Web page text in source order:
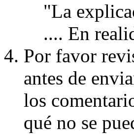
"La
.... En
Por favor
antes de
los
qué no se